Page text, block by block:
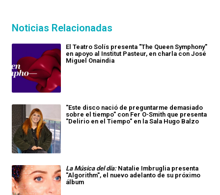
Noticias Relacionadas
El Teatro Solís presenta "The Queen Symphony"
en apoyo al Institut Pasteur, en charla con José
Miguel Onaindia
"Este disco nació de preguntarme demasiado
sobre el tiempo" con Fer O-Smith que presenta
"Delirio en el Tiempo" en la Sala Hugo Balzo
La Música del día:Natalie Imbruglia presenta
"Algorithm", el nuevo adelanto de su próximo
álbum